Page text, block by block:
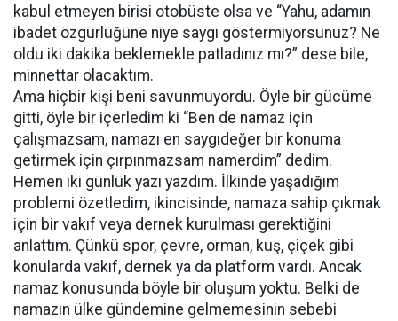
kabul etmeyen birisi otobüste olsa ve “Yahu, adamın
ibadet özgürlüğüne niye saygı göstermiyorsunuz? Ne
oldu iki dakika beklemekle patladınız mı?” dese bile,
minnettar olacaktım.
Ama hiçbir kişi beni savunmuyordu. Öyle bir gücüme
gitti, öyle bir içerledim ki “Ben de namaz için
çalışmazsam, namazı en saygıdeğer bir konuma
getirmek için çırpınmazsam namerdim” dedim.
Hemen iki günlük yazı yazdım. İlkinde yaşadığım
problemi özetledim, ikincisinde, namaza sahip çıkmak
için bir vakıf veya dernek kurulması gerektiğini
anlattım. Çünkü spor, çevre, orman, kuş, çiçek gibi
konularda vakıf, dernek ya da platform vardı. Ancak
namaz konusunda böyle bir oluşum yoktu. Belki de
namazın ülke gündemine gelmemesinin sebebi